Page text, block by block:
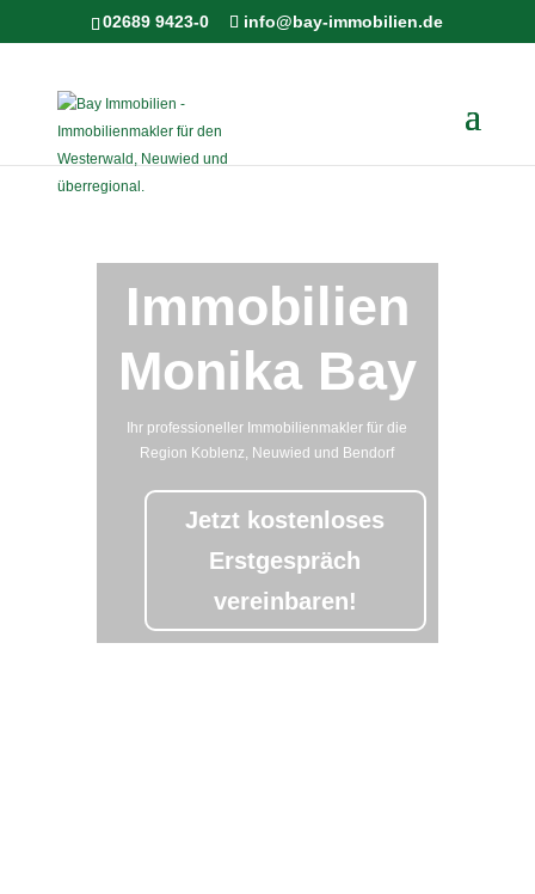
02689 9423-0 info@bay-immobilien.de
Immobilien
Monika Bay
Ihr professioneller Immobilienmakler für die
Region Koblenz, Neuwied und Bendorf
Jetzt kostenloses
Erstgespräch
vereinbaren!